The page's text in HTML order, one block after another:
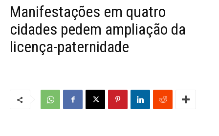
Manifestações em quatro
cidades pedem ampliação da
licença-paternidade